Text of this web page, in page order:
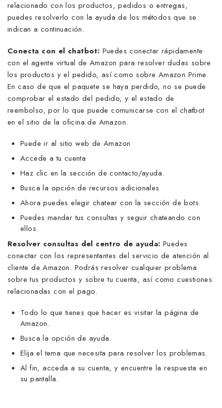
relacionado con los productos, pedidos o entregas,
puedes resolverlo con la ayuda de los métodos que se
indican a continuación.
Conecta con el chatbot: Puedes conectar rápidamente
con el agente virtual de Amazon para resolver dudas sobre
los productos y el pedido, así como sobre Amazon Prime.
En caso de que el paquete se haya perdido, no se puede
comprobar el estado del pedido, y el estado de
reembolso, por lo que puede comunicarse con el chatbot
en el sitio de la oficina de Amazon.
Puede ir al sitio web de Amazon
Accede a tu cuenta
Haz clic en la sección de contacto/ayuda.
Busca la opción de recursos adicionales
Ahora puedes elegir chatear con la sección de bots.
Puedes mandar tus consultas y seguir chateando con
ellos.
Resolver consultas del centro de ayuda: Puedes
conectar con los representantes del servicio de atención al
cliente de Amazon. Podrás resolver cualquier problema
sobre tus productos y sobre tu cuenta, así como cuestiones
relacionadas con el pago.
Todo lo que tienes que hacer es visitar la página de
Amazon.
Busca la opción de ayuda.
Elija el tema que necesita para resolver los problemas.
Al fin, acceda a su cuenta, y encuentre la respuesta en
su pantalla.